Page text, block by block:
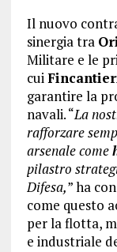
Il nuovo
sinergia tra
Militare e le
cui
garantire la
navali. “La
rafforzare
arsenale come
pilastro
Difesa,” ha
come questo
per la flotta,
e industriale